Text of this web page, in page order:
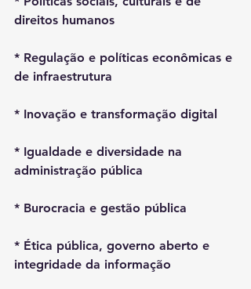
direitos humanos
* Regulação e políticas econômicas e
de infraestrutura
* Inovação e transformação digital
* Igualdade e diversidade na
administração pública
* Burocracia e gestão pública
* Ética pública, governo aberto e
integridade da informação